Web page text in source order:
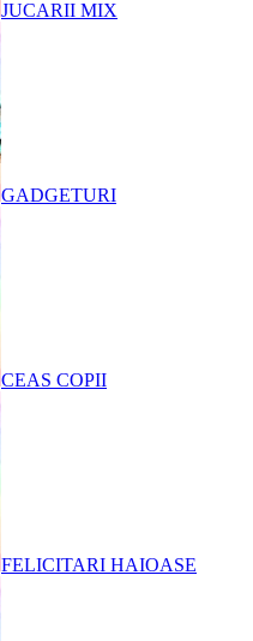
JUCARII MIX
GADGETURI
CEAS COPII
FELICITARI HAIOASE